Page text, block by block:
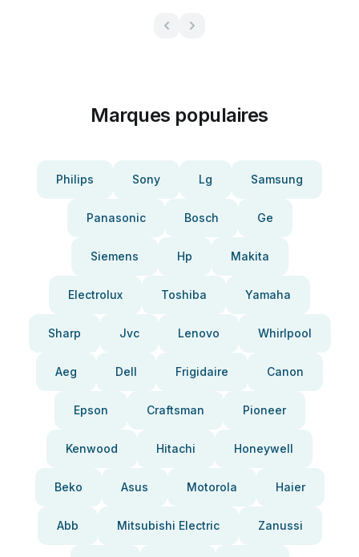
Marques populaires
Philips Sony Lg Samsung
Panasonic Bosch Ge
Siemens Hp Makita
Electrolux Toshiba Yamaha
Sharp Jvc Lenovo Whirlpool
Aeg Dell Frigidaire Canon
Epson Craftsman Pioneer
Kenwood Hitachi Honeywell
Beko Asus Motorola Haier
Abb Mitsubishi Electric Zanussi